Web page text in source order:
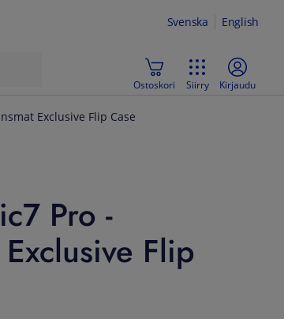
Svenska English
Ostoskori Siirry Kirjaudu
Exclusive Flip Case
Pro -
Flip